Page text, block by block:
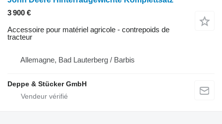
3 900 €
Accessoire pour matériel agricole - contrepoids de
tracteur
Allemagne, Bad Lauterberg / Barbis
Deppe & Stücker GmbH